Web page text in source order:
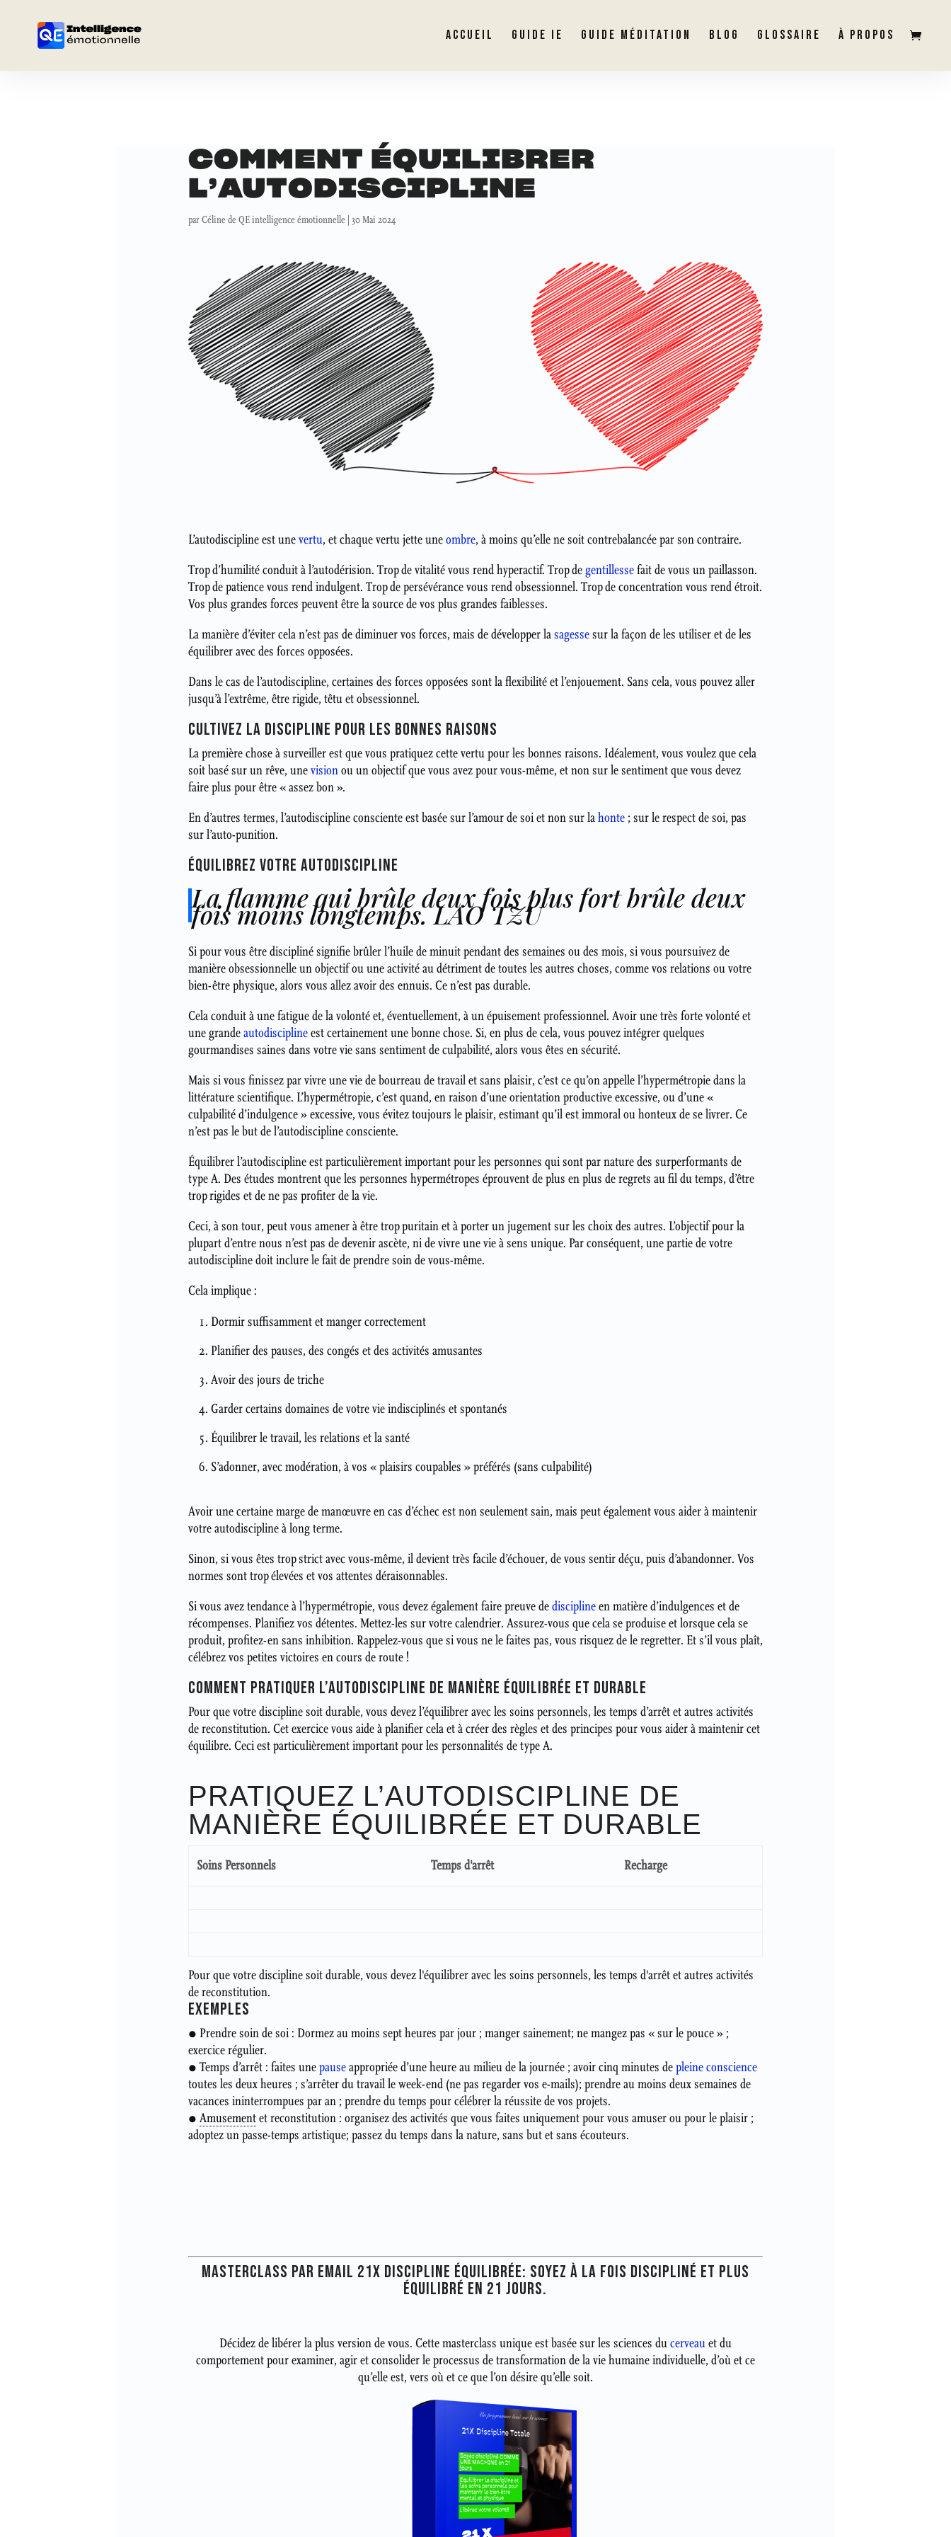
ACCUEIL GUIDE IE GUIDE MÉDITATION BLOG GLOSSAIRE À PROPOS
COMMENT ÉQUILIBRER
L’AUTODISCIPLINE
parCéline de QE intelligence émotionnelle 30 Mai 2024
L’autodiscipline est unevertu, et chaque vertu jette uneombre, à moins qu’elle ne soit contrebalancée par son contraire.
Trop d’humilité conduit à l’autodérision. Trop de vitalité vous rend hyperactif. Trop degentillessefait de vous un paillasson.
Trop de patience vous rend indulgent. Trop de persévérance vous rend obsessionnel. Trop de concentration vous rend étroit.
Vos plus grandes forces peuvent être la source de vos plus grandes faiblesses.
La manière d’éviter cela n’est pas de diminuer vos forces, mais de développer lasagessesur la façon de les utiliser et de les
équilibrer avec des forces opposées.
Dans le cas de l’autodiscipline, certaines des forces opposées sont la flexibilité et l’enjouement. Sans cela, vous pouvez aller
jusqu’à l’extrême, être rigide, têtu et obsessionnel.
CULTIVEZ LA DISCIPLINE POUR LES BONNES RAISONS
La première chose à surveiller est que vous pratiquez cette vertu pour les bonnes raisons. Idéalement, vous voulez que cela
soit basé sur un rêve, unevisionou un objectif que vous avez pour vous-même, et non sur le sentiment que vous devez
faire plus pour être « assez bon ».
En d’autres termes, l’autodiscipline consciente est basée sur l’amour de soi et non sur lahonte; sur le respect de soi, pas
sur l’auto-punition.
ÉQUILIBREZ VOTRE AUTODISCIPLINE
La flamme qui brûle deux fois plus fort brûle deux
fois moins longtemps. LAO TZU
Si pour vous être discipliné signifie brûler l’huile de minuit pendant des semaines ou des mois, si vous poursuivez de
manière obsessionnelle un objectif ou une activité au détriment de toutes les autres choses, comme vos relations ou votre
bien-être physique, alors vous allez avoir des ennuis. Ce n’est pas durable.
Cela conduit à une fatigue de la volonté et, éventuellement, à un épuisement professionnel. Avoir une très forte volonté et
une grandeautodisciplineest certainement une bonne chose. Si, en plus de cela, vous pouvez intégrer quelques
gourmandises saines dans votre vie sans sentiment de culpabilité, alors vous êtes en sécurité.
Mais si vous finissez par vivre une vie de bourreau de travail et sans plaisir, c’est ce qu’on appelle l’hypermétropie dans la
littérature scientifique. L’hypermétropie, c’est quand, en raison d’une orientation productive excessive, ou d’une «
culpabilité d’indulgence » excessive, vous évitez toujours le plaisir, estimant qu’il est immoral ou honteux de se livrer. Ce
n’est pas le but de l’autodiscipline consciente.
Équilibrer l’autodiscipline est particulièrement important pour les personnes qui sont par nature des surperformants de
type A. Des études montrent que les personnes hypermétropes éprouvent de plus en plus de regrets au fil du temps, d’être
trop rigides et de ne pas profiter de la vie.
Ceci, à son tour, peut vous amener à être trop puritain et à porter un jugement sur les choix des autres. L’objectif pour la
plupart d’entre nous n’est pas de devenir ascète, ni de vivre une vie à sens unique. Par conséquent, une partie de votre
autodiscipline doit inclure le fait de prendre soin de vous-même.
Cela implique :
Dormir suffisamment et manger correctement
Planifier des pauses, des congés et des activités amusantes
Avoir des jours de triche
Garder certains domaines de votre vie indisciplinés et spontanés
Équilibrer le travail, les relations et la santé
S’adonner, avec modération, à vos « plaisirs coupables » préférés (sans culpabilité)
Avoir une certaine marge de manœuvre en cas d’échec est non seulement sain, mais peut également vous aider à maintenir
votre autodiscipline à long terme.
Sinon, si vous êtes trop strict avec vous-même, il devient très facile d’échouer, de vous sentir déçu, puis d’abandonner. Vos
normes sont trop élevées et vos attentes déraisonnables.
Si vous avez tendance à l’hypermétropie, vous devez également faire preuve dedisciplineen matière d’indulgences et de
récompenses. Planifiez vos détentes. Mettez-les sur votre calendrier. Assurez-vous que cela se produise et lorsque cela se
produit, profitez-en sans inhibition. Rappelez-vous que si vous ne le faites pas, vous risquez de le regretter. Et s’il vous plaît,
célébrez vos petites victoires en cours de route !
COMMENT PRATIQUER L’AUTODISCIPLINE DE MANIÈRE ÉQUILIBRÉE ET DURABLE
Pour que votre discipline soit durable, vous devez l’équilibrer avec les soins personnels, les temps d’arrêt et autres activités
de reconstitution. Cet exercice vous aide à planifier cela et à créer des règles et des principes pour vous aider à maintenir cet
équilibre. Ceci est particulièrement important pour les personnalités de type A.
PRATIQUEZ L’AUTODISCIPLINE DE
MANIÈRE ÉQUILIBRÉE ET DURABLE
Soins Personnels Temps d'arrêt Recharge
Pour que votre discipline soit durable, vous devez l'équilibrer avec les soins personnels, les temps d'arrêt et autres activités
de reconstitution.
EXEMPLES
● Prendre soin de soi : Dormez au moins sept heures par jour ; manger sainement; ne mangez pas « sur le pouce » ;
exercice régulier.
● Temps d’arrêt : faites unepauseappropriée d’une heure au milieu de la journée ; avoir cinq minutes depleine conscience
toutes les deux heures ; s’arrêter du travail le week-end (ne pas regarder vos e-mails); prendre au moins deux semaines de
vacances ininterrompues par an ; prendre du temps pour célébrer la réussite de vos projets.
● Amusementet reconstitution : organisez des activités que vous faites uniquement pour vous amuser ou pour le plaisir ;
adoptez un passe-temps artistique; passez du temps dans la nature, sans but et sans écouteurs.
MASTERCLASS PAR EMAIL 21X DISCIPLINE ÉQUILIBRÉE: SOYEZ À LA FOIS DISCIPLINÉ ET PLUS
ÉQUILIBRÉ EN 21 JOURS.
Décidez de libérer la plus version de vous. Cette masterclass unique est basée sur les sciences ducerveauet du
comportement pour examiner, agir et consolider le processus de transformation de la vie humaine individuelle, d’où et ce
qu’elle est, vers où et ce que l’on désire qu’elle soit.